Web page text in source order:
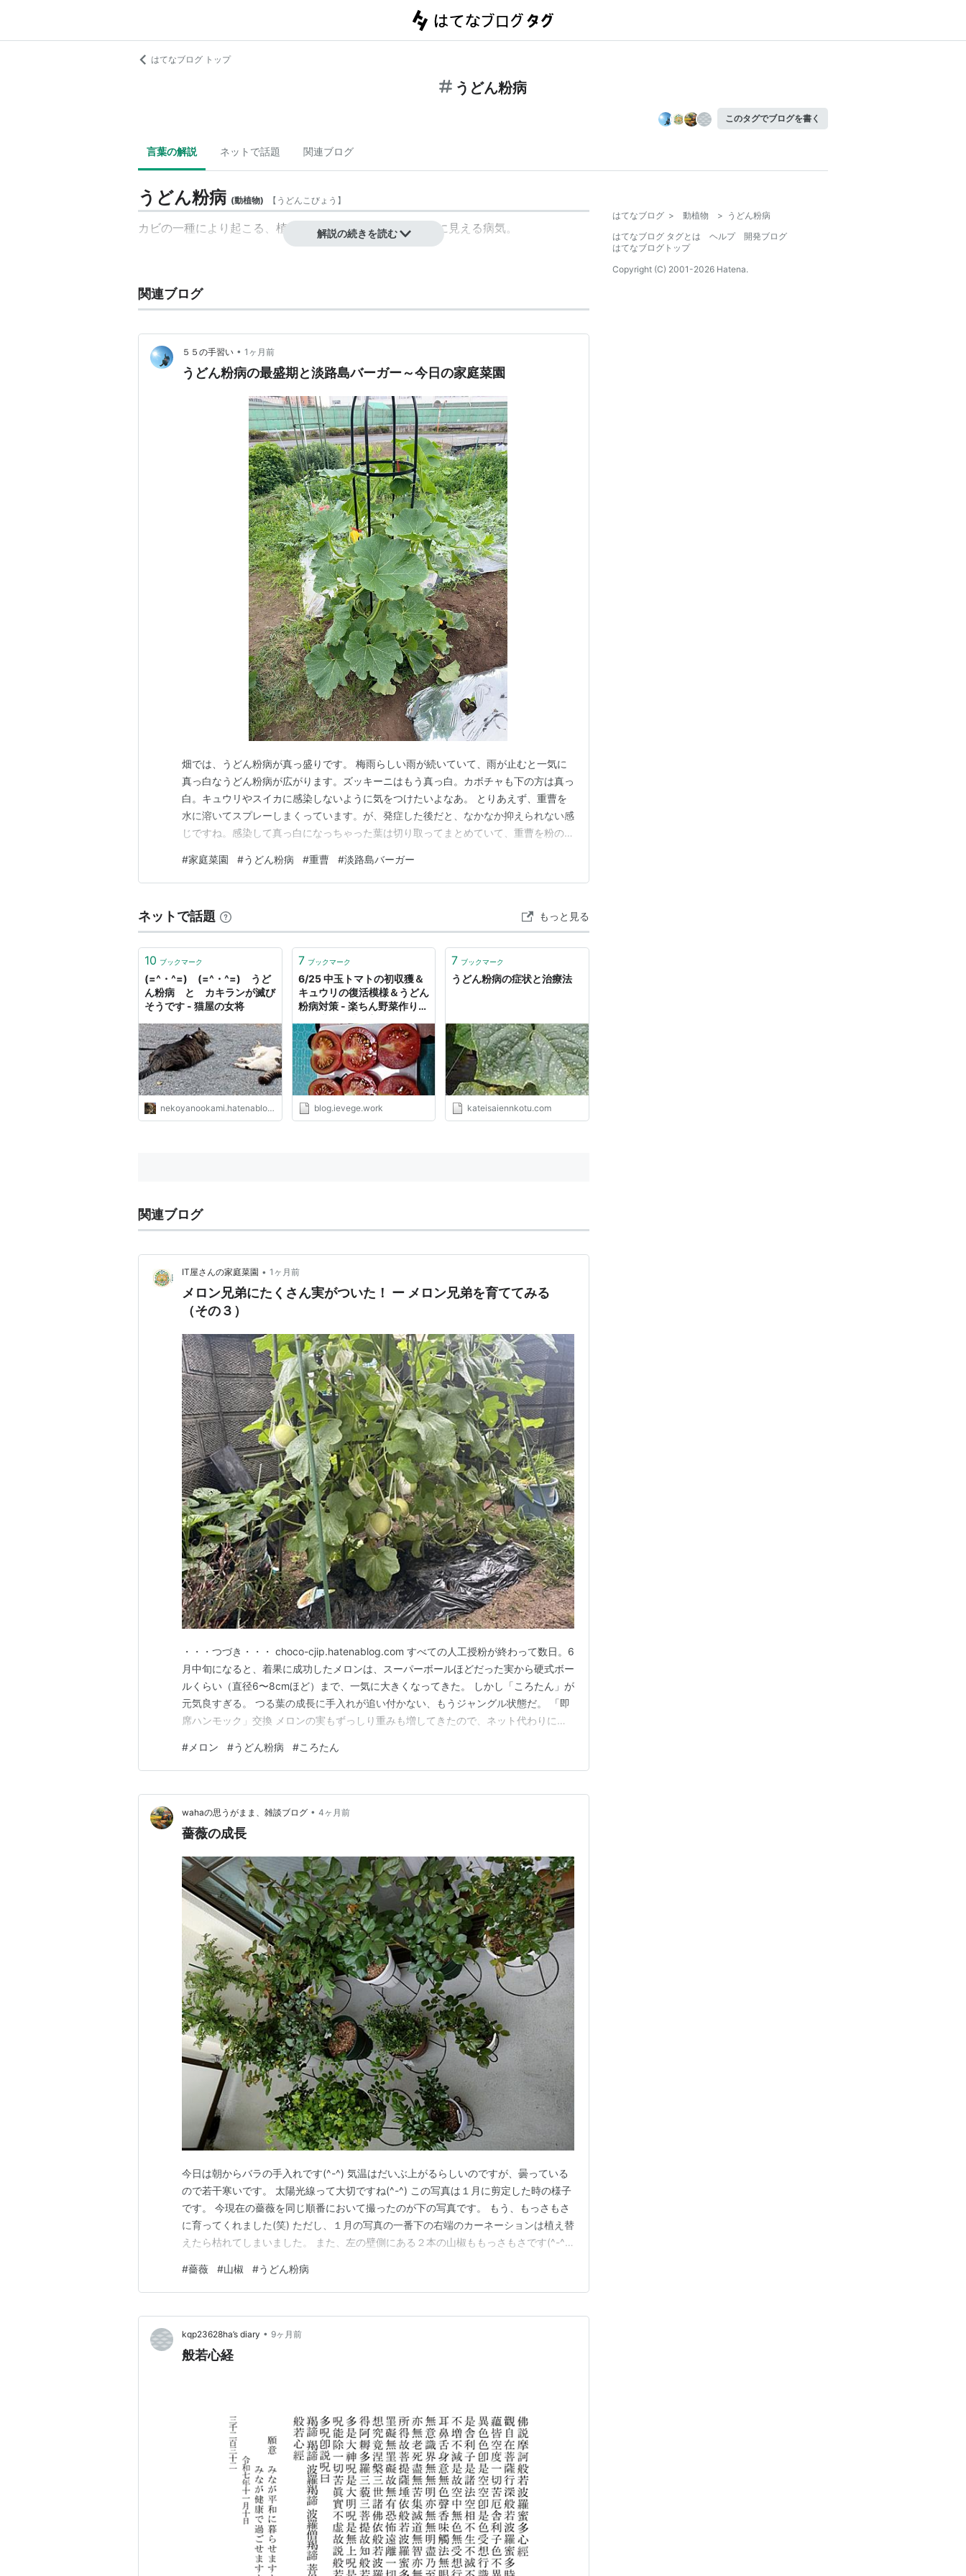
はてなブログ トップ
うどん粉病
このタグでブログを書く
言葉の解説 ネットで話題 関連ブログ
うどん粉病 (動植物) 【 うどんこびょう 】
カビの一種により起こる、植物の葉が白い粉をかけたように見える病気。
解説の続きを読む
関連ブログ
５５の手習い • 1ヶ月前
うどん粉病の最盛期と淡路島バーガー～今日の家庭菜園
畑では、うどん粉病が真っ盛りです。 梅雨らしい雨が続いていて、雨が止むと一気に
真っ白なうどん粉病が広がります。ズッキーニはもう真っ白。カボチャも下の方は真っ
白。キュウリやスイカに感染しないように気をつけたいよなあ。 とりあえず、重曹を
水に溶いてスプレーしまくっています。が、発症した後だと、なかなか抑えられない感
じですね。感染して真っ白になっちゃった葉は切り取ってまとめていて、重曹を粉のま
ダコニールとジマンダイセンがあるので、生きている葉には、とりあえずこれを撒いて
みます。うどん粉病は毎年悩まされます。もっと効くやつが…
#家庭菜園 #うどん粉病 #重曹 #淡路島バーガー
ネットで話題 もっと見る
10 ブックマーク
(=^・^=) (=^・^=) うど
ん粉病 と カキランが滅び
そうです - 猫屋の女将
nekoyanookami.hatenablog.jp
7 ブックマーク
6/25 中玉トマトの初収獲＆
キュウリの復活模様＆うどん
粉病対策 - 楽ちん野菜作りだ
(≧◇≦)
blog.ievege.work
7 ブックマーク
うどん粉病の症状と治療法
kateisaiennkotu.com
関連ブログ
IT屋さんの家庭菜園 • 1ヶ月前
メロン兄弟にたくさん実がついた！ ー メロン兄弟を育ててみる
（その３）
・・・つづき・・・ choco-cjip.hatenablog.com すべての人工授粉が終わって数日。6
月中旬になると、着果に成功したメロンは、スーパーボールほどだった実から硬式ボー
ルくらい（直径6〜8cmほど）まで、一気に大きくなってきた。 しかし「ころたん」が
元気良すぎる。 つる葉の成長に手入れが追い付かない、もうジャングル状態だ。 「即
席ハンモック」交換 メロンの実もずっしり重みも増してきたので、ネット代わりに使
もかからないので名案だと思っていた。 が、YouTubeを見ていると同じようなことを
している人がい…
#メロン #うどん粉病 #ころたん
wahaの思うがまま、雑談ブログ • 4ヶ月前
薔薇の成長
今日は朝からバラの手入れです(^-^) 気温はだいぶ上がるらしいのですが、曇っている
ので若干寒いです。 太陽光線って大切ですね(^-^) この写真は１月に剪定した時の様子
です。 今現在の薔薇を同じ順番において撮ったのが下の写真です。 もう、もっさもさ
に育ってくれました(笑) ただし、１月の写真の一番下の右端のカーネーションは植え替
えたら枯れてしまいました。 また、左の壁側にある２本の山椒ももっさもさです(^-^)
って感じなんで、どう育つかちょっと心配。 少ないけど、蕾があるけど、どう咲いて
くれるやら。 ★マチルダ…
#薔薇 #山椒 #うどん粉病
kqp23628ha’s diary • 9ヶ月前
般若心経
はてなブログ > 動植物 > うどん粉病
はてなブログ タグとは
ヘルプ
開発ブログ
はてなブログトップ
Copyright (C) 2001-2026 Hatena.